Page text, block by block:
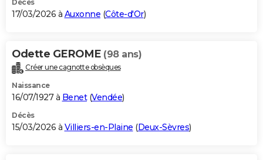
Décès
17/03/2026 à Auxonne (Côte-d'Or)
Odette GEROME (98 ans)
Créer une cagnotte obsèques
Naissance
16/07/1927 à Benet(Vendée)
Décès
15/03/2026 à Villiers-en-Plaine (Deux-Sèvres)